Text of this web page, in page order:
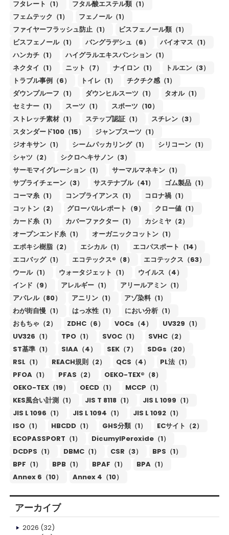
フタレート（1）
フタル酸エステル類（1）
フェムテック（1）
フェノール（1）
ファイヤーフラッシュ防止（1）
ビスフェノール類（1）
ビスフェノール（1）
バングラデシュ（6）
バイオマス（1）
ハンカチ（1）
ハイグラルエキスパンション（1）
ネクタイ（1）
ニット（7） ナイロン（1）
トルエン（3）
トラブル事例（6）
トイレ（1）
チクチク感（1）
ダウンプルーフ（1）
ダウンヒルスーツ（1）
タオル（1）
セミナー（1）
スーツ（1）
スポーツ（10）
ストレッチ素材（1）
ステップ認証（1）
スチレン（3）
スタンダード100（15）
ジャンプスーツ（1）
ジオキサン（1）
シームパッカリング（1）
シリコーン（1）
シャツ（2）
シクロヘキサノン（3）
サーモマイグレーション（1）
サーマルマネキン（1）
サプライチェーン（3）
サステナブル（41）
ゴム製品（1）
コーマ糸（1）
コンプライアンス（1）
コロナ禍（1）
コットン（2）
グローバルレポート（9）
クロー値（1）
カード糸（1）
カバーファクター（1）
カシミヤ（2）
オープンエンド糸（1）
オーガニックコットン（1）
エポキシ樹脂（2）
エシカル（1）
エコパスポート（14）
エコバッグ（1）
エコテックス®（8）
エコテックス（63）
ウール（1）
ウォータジェット（1）
ウイルス（4）
インド（9）
アレルギー（1）
アリールアミン（1）
アパレル（80）
アニリン（1）
アゾ染料（1）
わが街自慢（1）
はっ水性（1）
におい分析（1）
おもちゃ（2）
ZDHC（6） VOCs（4）
UV329（1）
UV326（1）
TPO（1） SVOC（1）
SVHC（2）
ST基準（1）
SIAA（4） SEK（7）
SDGs（20）
RSL（1）
REACH規則（2） QCS（4）
PL法（1）
PFOA（1）
PFAS（2）
OEKO-TEX®（8）
OEKO-TEX（19）
OECD（1）
MCCP（1）
KES風合い計測（1）
JIS T 8118（1）
JIS L 1099（1）
JIS L 1096（1）
JIS L 1094（1）
JIS L 1092（1）
ISO（1）
HBCDD（1） GHS分類（1）
ECサイト（2）
ECOPASSPORT（1）
DicumylPeroxide（1）
DCDPS（1）
DBMC（1） CSR（3）
BPS（1）
BPF（1）
BPB（1） BPAF（1）
BPA（1）
Annex 6（10）
Annex 4（10）
アーカイブ
2026 (32)